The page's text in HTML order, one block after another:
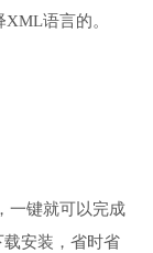
语言的。
一键就可以完成
载安装，省时省